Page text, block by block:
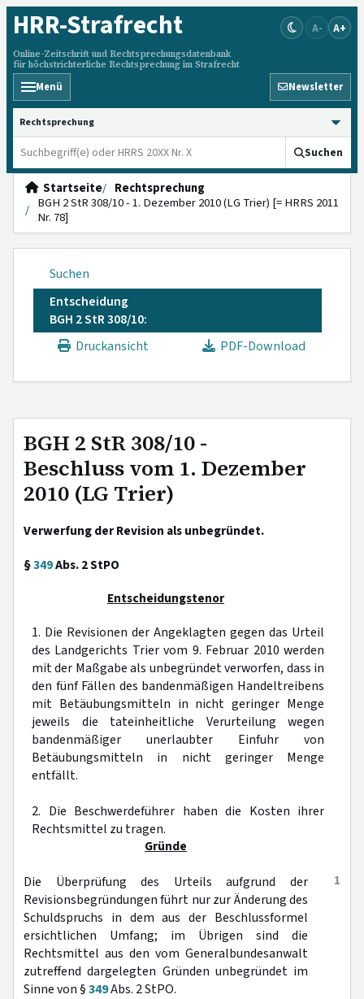
HRR-Strafrecht
Online-Zeitschrift und Rechtsprechungsdatenbank
für höchstrichterliche Rechtsprechung im Strafrecht
A- A+
Menü Newsletter
HRRS durchsuchen
Suchen
Startseite
Rechtsprechung
BGH 2 StR 308/10 - 1. Dezember 2010 (LG Trier) [= HRRS 2011
Nr. 78]
Suchen
Entscheidung
BGH 2 StR 308/10:
Druckansicht
PDF-Download
BGH 2 StR 308/10 -
Beschluss vom 1. Dezember
2010 (LG Trier)
Verwerfung der Revision als unbegründet.
§349Abs. 2 StPO
Entscheidungstenor
1. Die Revisionen der Angeklagten gegen das Urteil
des Landgerichts Trier vom 9. Februar 2010 werden
mit der Maßgabe als unbegründet verworfen, dass in
den fünf Fällen des bandenmäßigen Handeltreibens
mit Betäubungsmitteln in nicht geringer Menge
jeweils die tateinheitliche Verurteilung wegen
bandenmäßiger unerlaubter Einfuhr von
Betäubungsmitteln in nicht geringer Menge
entfällt.
2. Die Beschwerdeführer haben die Kosten ihrer
Rechtsmittel zu tragen.
Gründe
1
Die Überprüfung des Urteils aufgrund der
Revisionsbegründungen führt nur zur Änderung des
Schuldspruchs in dem aus der Beschlussformel
ersichtlichen Umfang; im Übrigen sind die
Rechtsmittel aus den vom Generalbundesanwalt
zutreffend dargelegten Gründen unbegründet im
Sinne von §349Abs. 2 StPO.